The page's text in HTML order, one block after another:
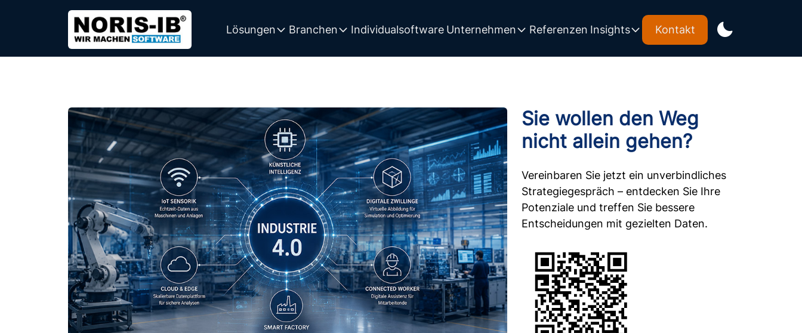
Lösungen Branchen Individualsoftware Unternehmen Referenzen Insights Kontakt
Sie wollen den Weg
nicht allein gehen?
Vereinbaren Sie jetzt ein unverbindliches
Strategiegespräch – entdecken Sie Ihre
Potenziale und treffen Sie bessere
Entscheidungen mit gezielten Daten.